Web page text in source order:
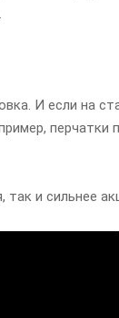
И если на
и сильнее